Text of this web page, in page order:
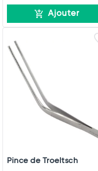
Ajouter
Pince de Troeltsch